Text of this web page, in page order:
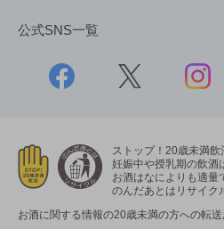
公式SNS一覧
ストップ！20歳未満飲
妊娠中や授乳期の飲酒
お酒はなによりも適量
のんだあとはリサイク
お酒に関する情報の20歳未満の方への転